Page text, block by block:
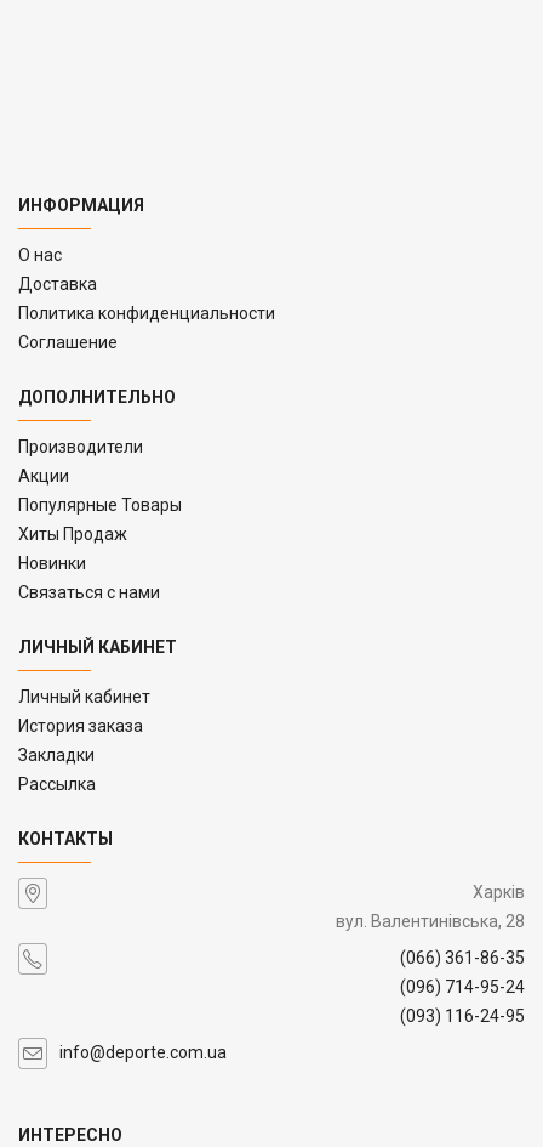
ИНФОРМАЦИЯ
O нас
Доставка
Политика конфиденциальности
Соглашение
ДОПОЛНИТЕЛЬНО
Производители
Акции
Популярные Товары
Хиты Продаж
Новинки
Связаться с нами
ЛИЧНЫЙ КАБИНЕТ
Личный кабинет
История заказа
Закладки
Рассылка
КОНТАКТЫ
Харків
вул. Валентинівська, 28
(066) 361-86-35
(096) 714-95-24
(093) 116-24-95
info@deporte.com.ua
ИНТЕРЕСНО